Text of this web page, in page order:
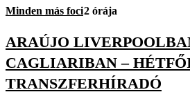
Minden más foci2 órája
ARAÚJO
CAGLIARIBAN –
TRANSZFERHÍRADÓ